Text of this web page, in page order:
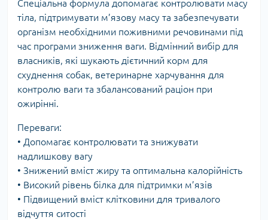
Спеціальна формула допомагає контролювати масу
тіла, підтримувати м’язову масу та забезпечувати
організм необхідними поживними речовинами під
час програми зниження ваги. Відмінний вибір для
власників, які шукають дієтичний корм для
схуднення собак, ветеринарне харчування для
контролю ваги та збалансований раціон при
ожирінні.
Переваги:
• Допомагає контролювати та знижувати
надлишкову вагу
• Знижений вміст жиру та оптимальна калорійність
• Високий рівень білка для підтримки м’язів
• Підвищений вміст клітковини для тривалого
відчуття ситості